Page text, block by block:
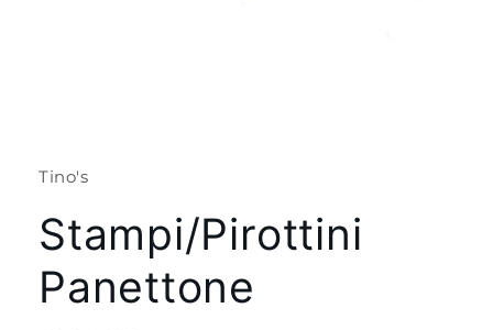
in
Tino's
Stampi/Pirottini
Panettone